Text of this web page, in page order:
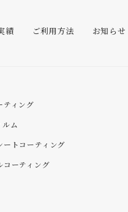
績 ご利用方法 お知らせ
ティング
ルム
ートコーティング
コーティング